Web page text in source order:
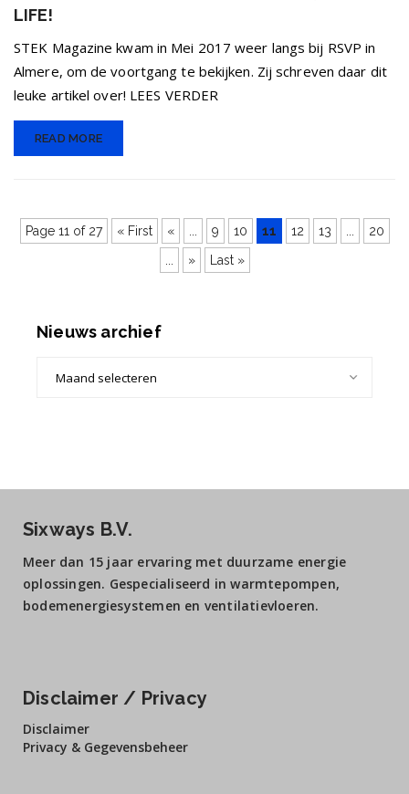
LIFE!
STEK Magazine kwam in Mei 2017 weer langs bij RSVP in
Almere, om de voortgang te bekijken. Zij schreven daar dit
leuke artikel over! LEES VERDER
READ MORE
Page 11 of 27 « First « ... 9 10 11 12 13 ...
20
...
» Last »
Nieuws archief
archief
Sixways B.V.
Meer dan 15 jaar ervaring met duurzame energie
oplossingen. Gespecialiseerd in warmtepompen,
bodemenergiesystemen en ventilatievloeren.
Disclaimer / Privacy
Disclaimer
Privacy & Gegevensbeheer